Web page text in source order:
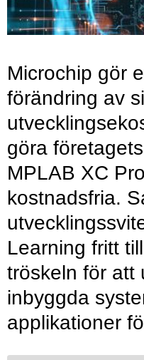
Microchip gör
förändring av
göra
MPLAB XC
kostnadsfria.
Learning fritt
tröskeln för att
inbyggda
applikationer